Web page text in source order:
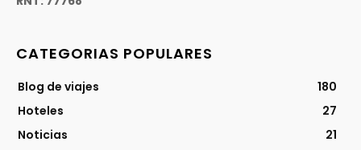
CATEGORIAS POPULARES
Blog de viajes
180
Hoteles
27
Noticias
21